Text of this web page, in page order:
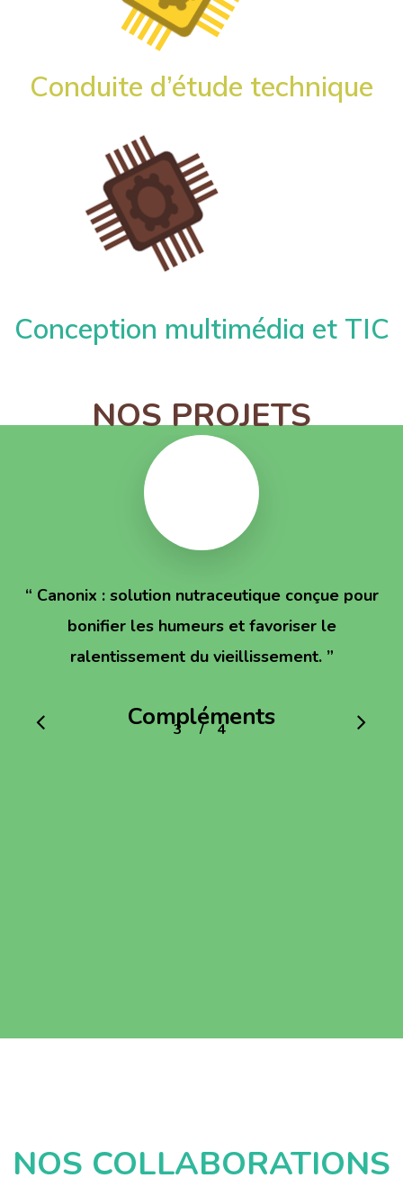
Conduite d’étude technique
Conception multimédia et TIC
NOS PROJETS
“ Canonix : solution nutraceutique conçue pour
bonifier les humeurs et favoriser le
ralentissement du vieillissement. ”
Compléments
alimentaires
1 2 3 4/ 4
NOS COLLABORATIONS